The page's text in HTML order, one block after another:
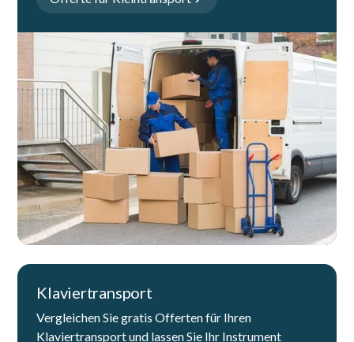
Klaviertransport
Vergleichen Sie gratis Offerten für Ihren
Klaviertransport und lassen Sie Ihr Instrument